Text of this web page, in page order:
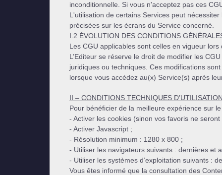
inconditionnelle. Si vous n'acceptez pas ces
L'utilisation de certains Services peut
précisées sur les écrans du Service concerné.
I.2 ÉVOLUTION DES CONDITIONS
Les CGU applicables sont celles en vigueur
L’Editeur se réserve le droit de modifier les
juridiques ou techniques. Ces modifications
lorsque vous accédez au(x) Service(s) après
II – CONDITIONS TECHNIQUES
Pour bénéficier de la meilleure expérience sur
- Activer les cookies (sinon vos favoris ne
- Activer Javascript ;
- Résolution minimum : 1280 x 800 ;
- Utiliser les navigateurs suivants : dernières et
- Utiliser les systèmes d’exploitation suivants :
Vous êtes informé que la consultation des